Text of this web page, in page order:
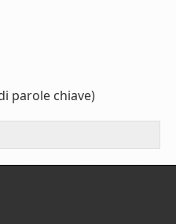
parole chiave)